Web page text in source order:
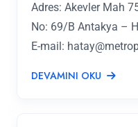
Adres: Akevler Mah
No: 69/B Antakya –
E-mail:
DEVAMINI OKU